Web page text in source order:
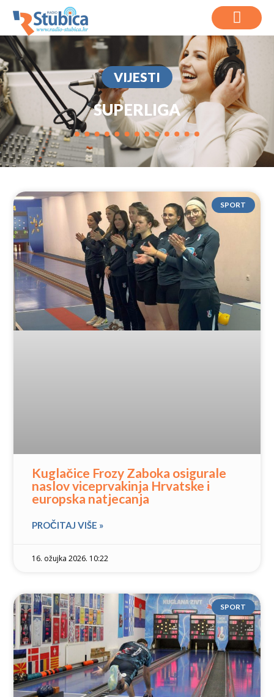
VIJESTI
SUPERLIGA
SPORT
Kuglačice Frozy Zaboka osigurale
naslov viceprvakinja Hrvatske i
europska natjecanja
PROČITAJ VIŠE »
16. ožujka 2026. 10:22
SPORT